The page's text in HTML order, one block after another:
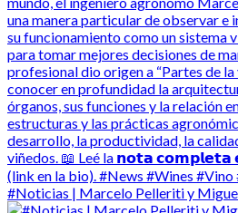
#Noticias | Marcelo Pelleriti y